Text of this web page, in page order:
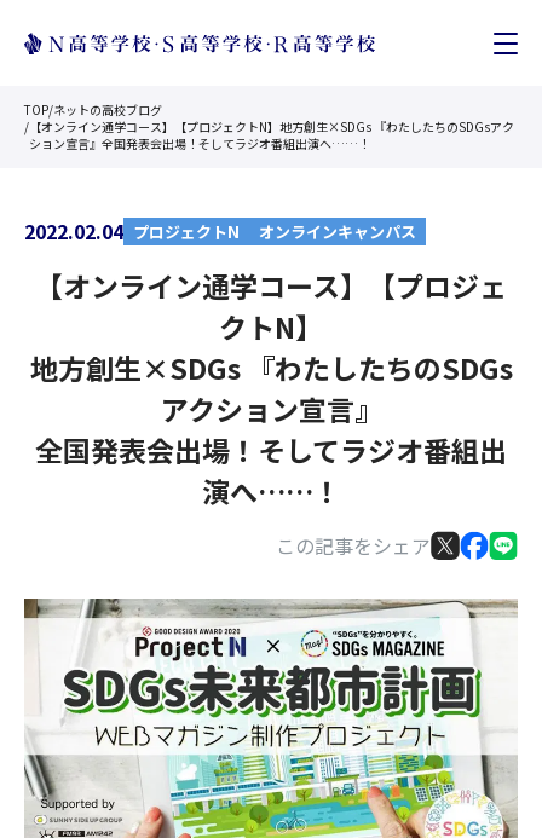
TOP/ネットの高校ブログ
/ 【オンライン通学コース】【プロジェクトN】地方創生×SDGs 『わたしたちのSDGsアク
ション宣言』全国発表会出場！そしてラジオ番組出演へ……！
2022.02.04 プロジェクトN オンラインキャンパス
この記事をシェア
【オンライン通学コース】【プロジェ
クトN】
地方創生×SDGs 『わたしたちのSDGs
アクション宣言』
全国発表会出場！そしてラジオ番組出
演へ……！